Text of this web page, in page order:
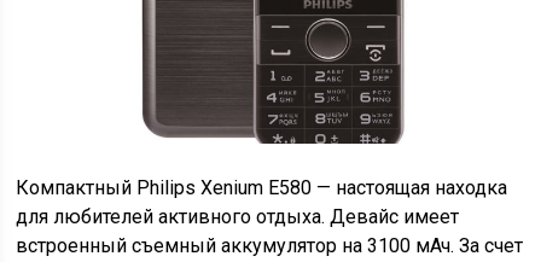
Компактный Philips Xenium E580 — настоящая находка
для любителей активного отдыха. Девайс имеет
встроенный съемный аккумулятор на 3100 мАч. За счет